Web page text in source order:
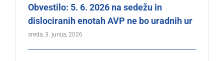
Obvestilo: 5. 6. 2026 na sedežu in
dislociranih enotah AVP ne bo uradnih ur
sreda, 3. junija, 2026